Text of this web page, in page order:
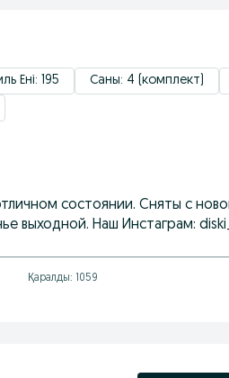
Ені: 195 Саны: 4 (комплект)
состоянии. Сняты с
выходной. Наш Инстаграм:
Қаралды: 1059